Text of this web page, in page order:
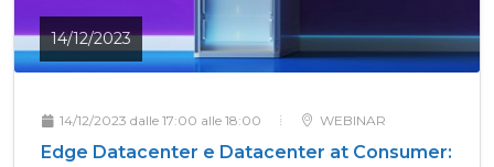
14/12/2023
14/12/2023 dalle 17:00 alle 18:00 WEBINAR
Edge Datacenter e Datacenter at Consumer: